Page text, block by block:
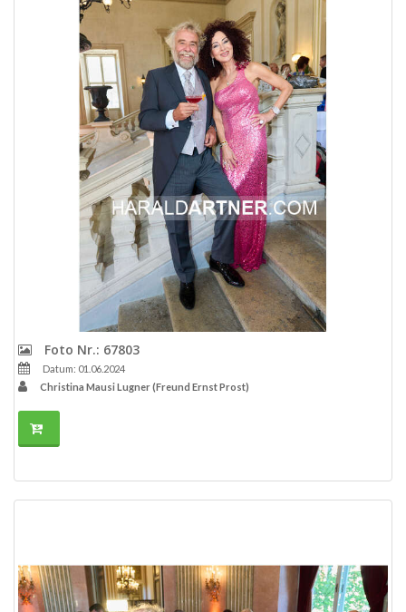
Foto Nr.: 67803
Datum: 01.06.2024
Christina Mausi Lugner (Freund Ernst Prost)